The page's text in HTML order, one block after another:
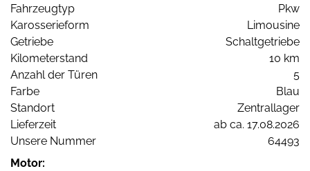
Fahrzeugtyp
Pkw
Karosserieform
Limousine
Getriebe
Schaltgetriebe
Kilometerstand
10 km
Anzahl der Türen
5
Farbe
Blau
Standort
Zentrallager
Lieferzeit
ab ca. 17.08.2026
Unsere Nummer
64493
Motor: